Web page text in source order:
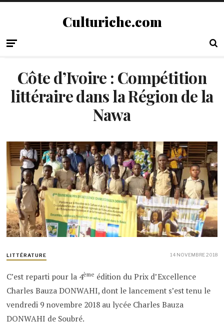
Culturiche.com
Côte d’Ivoire : Compétition
littéraire dans la Région de la
Nawa
LITTÉRATURE 14 NOVEMBRE 2018
C’est reparti pour la 4ème édition du Prix d’Excellence
Charles Bauza DONWAHI, dont le lancement s’est tenu le
vendredi 9 novembre 2018 au lycée Charles Bauza
DONWAHI de Soubré.